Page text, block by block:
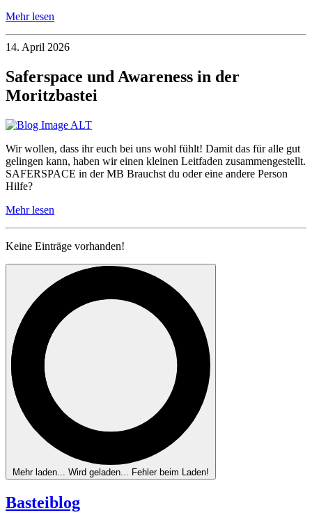
Mehr lesen
14. April 2026
Saferspace und Awareness in der
Moritzbastei
Wir wollen, dass ihr euch bei uns wohl fühlt! Damit das für alle gut
gelingen kann, haben wir einen kleinen Leitfaden zusammengestellt.
SAFERSPACE in der MB Brauchst du oder eine andere Person
Hilfe?
Mehr lesen
Keine Einträge vorhanden!
Mehr laden... Wird geladen... Fehler beim Laden!
Basteiblog